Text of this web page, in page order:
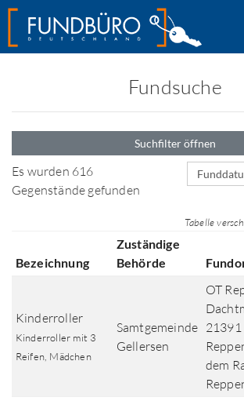
Fundsuche
Suchfilter öffnen
Es wurden 616
Gegenstände gefunden
Tabelle
Bezeichnung
Zuständige
Behörde
Kinderroller
Kinderroller mit 3
Reifen, Mädchen
Samtgemeinde
Gellersen
OT
21391
dem